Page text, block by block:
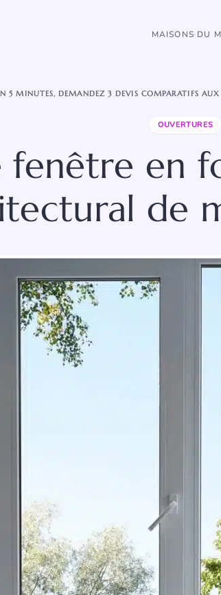
MAISONS DU
5 MINUTES, DEMANDEZ 3 DEVIS COMPARATIFS
OUVERTURES
fenêtre en
de